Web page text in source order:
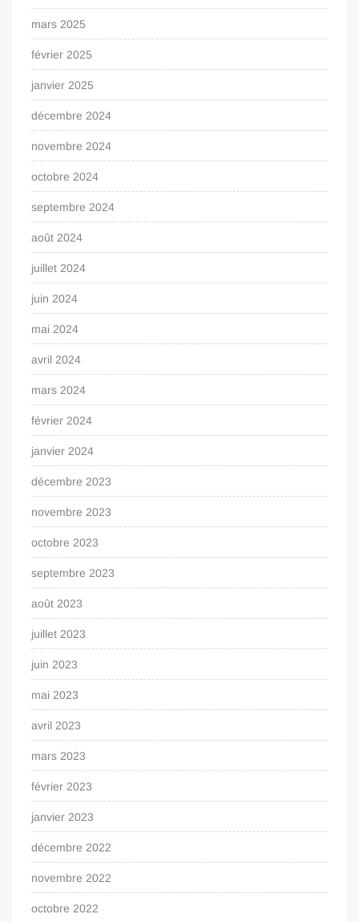
mars 2025
février 2025
janvier 2025
décembre 2024
novembre 2024
octobre 2024
septembre 2024
août 2024
juillet 2024
juin 2024
mai 2024
avril 2024
mars 2024
février 2024
janvier 2024
décembre 2023
novembre 2023
octobre 2023
septembre 2023
août 2023
juillet 2023
juin 2023
mai 2023
avril 2023
mars 2023
février 2023
janvier 2023
décembre 2022
novembre 2022
octobre 2022